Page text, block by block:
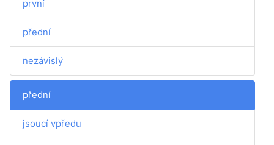
první
přední
nezávislý
přední
jsoucí vpředu